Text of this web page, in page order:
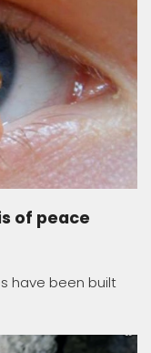
of peace
have been built